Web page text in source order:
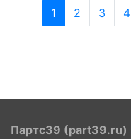
1 2 3 4
Партс39 (part39.ru)